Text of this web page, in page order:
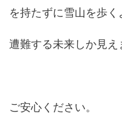
を持たずに雪山を歩く
遭難する未来しか見え
ご安心ください。